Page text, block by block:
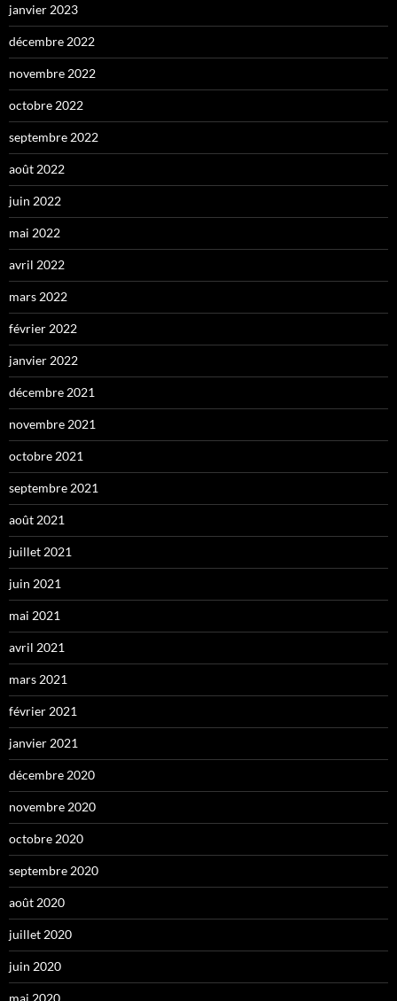
janvier 2023
décembre 2022
novembre 2022
octobre 2022
septembre 2022
août 2022
juin 2022
mai 2022
avril 2022
mars 2022
février 2022
janvier 2022
décembre 2021
novembre 2021
octobre 2021
septembre 2021
août 2021
juillet 2021
juin 2021
mai 2021
avril 2021
mars 2021
février 2021
janvier 2021
décembre 2020
novembre 2020
octobre 2020
septembre 2020
août 2020
juillet 2020
juin 2020